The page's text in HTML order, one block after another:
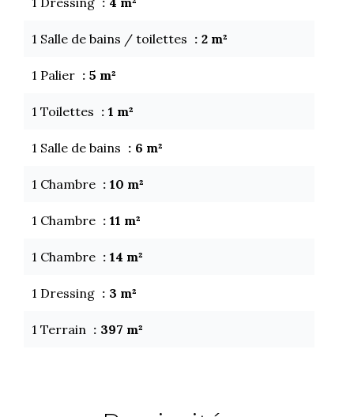
1 Salle de bains / toilettes 2 m²
1 Palier 5 m²
1 Toilettes 1 m²
1 Salle de bains 6 m²
1 Chambre 10 m²
1 Chambre 11 m²
1 Chambre 14 m²
1 Dressing 3 m²
1 Terrain 397 m²